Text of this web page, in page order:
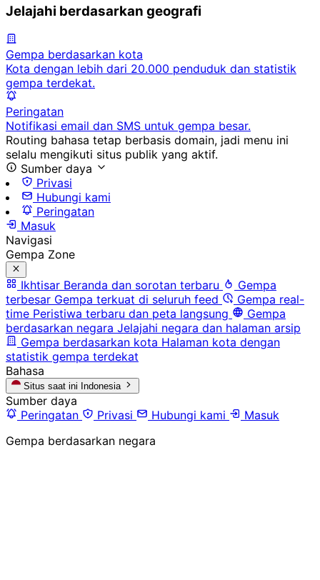
Jelajahi berdasarkan geografi
Gempa berdasarkan kota
Kota dengan lebih dari 20.000 penduduk dan statistik
gempa terdekat.
Peringatan
Notifikasi email dan SMS untuk gempa besar.
Routing bahasa tetap berbasis domain, jadi menu ini
selalu mengikuti situs publik yang aktif.
Sumber daya
Privasi
Hubungi kami
Peringatan
Masuk
Navigasi
Gempa Zone
Ikhtisar Beranda dan sorotan terbaru
Gempa
terbesar Gempa terkuat di seluruh feed
Gempa real-
time Peristiwa terbaru dan peta langsung
Gempa
berdasarkan negara Jelajahi negara dan halaman arsip
Gempa berdasarkan kota Halaman kota dengan
statistik gempa terdekat
Bahasa
Situs saat ini Indonesia
Sumber daya
Peringatan
Privasi Hubungi kami
Masuk
Gempa berdasarkan negara